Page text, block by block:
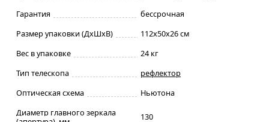
Гарантия
бессрочная
Размер упаковки (ДxШxВ)
112x50x26 см
Вес в упаковке
24 кг
Тип телескопа
рефлектор
Оптическая схема
Ньютона
Диаметр главного зеркала
130